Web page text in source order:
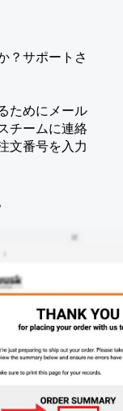
？サポートさ
ためにメール
チームに連絡
文番号を入力